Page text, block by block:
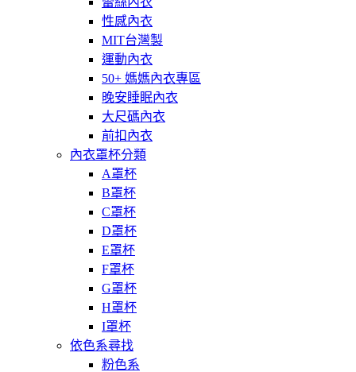
性感內衣
MIT台灣製
運動內衣
50+ 媽媽內衣專區
晚安睡眠內衣
大尺碼內衣
前扣內衣
內衣罩杯分類
A罩杯
B罩杯
C罩杯
D罩杯
E罩杯
F罩杯
G罩杯
H罩杯
I罩杯
依色系尋找
粉色系